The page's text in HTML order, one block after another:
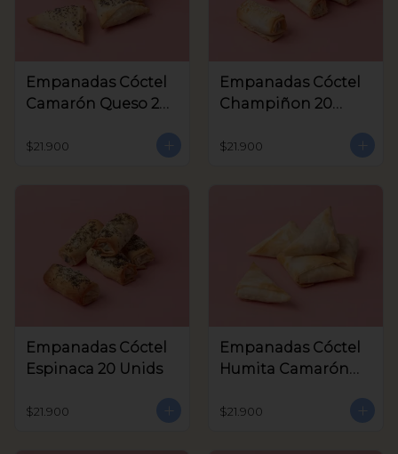
Empanadas Cóctel
Camarón Queso 20
$21.900
Empanadas Cóctel
Champiñon 20
$21.900
Empanadas Cóctel
Espinaca 20 Unids
$21.900
Empanadas Cóctel
Humita Camarón
$21.900